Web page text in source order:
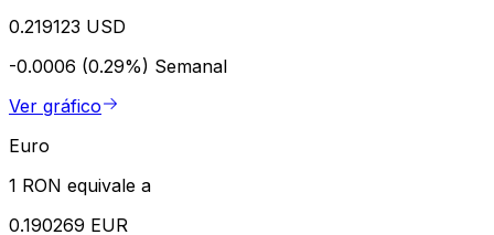
0.219123 USD
-0.0006 (0.29%) Semanal
Ver gráfico
Euro
1 RON equivale a
0.190269 EUR